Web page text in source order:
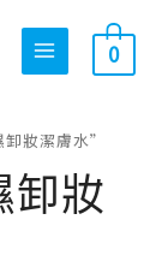
0
妝潔膚水”
卸妝